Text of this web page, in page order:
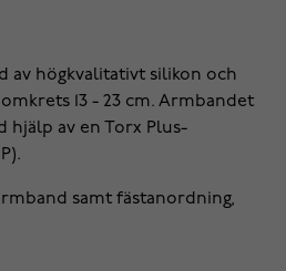
av högkvalitativt silikon och
13 - 23 cm. Armbandet
hjälp av en Torx Plus-
samt fästanordning,